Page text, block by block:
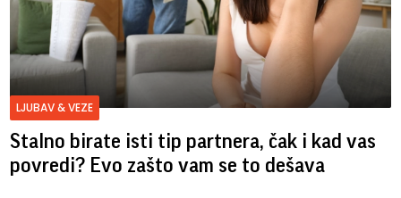
LJUBAV & VEZE
Stalno birate isti tip partnera, čak i kad vas
povredi? Evo zašto vam se to dešava